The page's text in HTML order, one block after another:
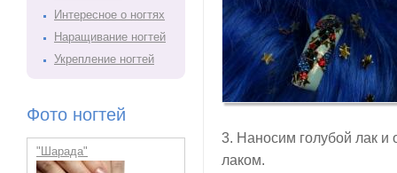
Интересное о ногтях
Наращивание ногтей
Укрепление ногтей
Фото ногтей
"Шарада"
3. Наносим голубой лак
лаком.